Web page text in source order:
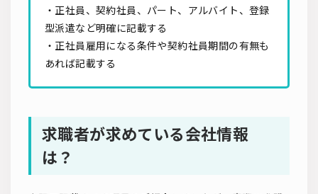
・正社員、契約社員、パート、アルバイト、登録
型派遣など明確に記載する
・正社員雇用になる条件や契約社員期間の有無も
あれば記載する
求職者が求めている会社情報
は？